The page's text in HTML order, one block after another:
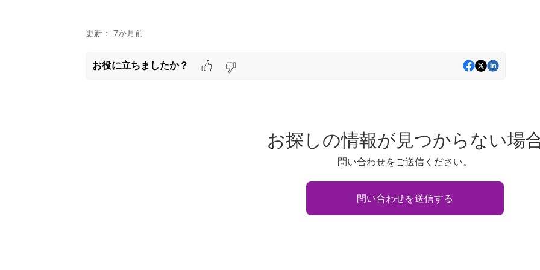
更新： 7か月前
お役に立ちましたか？
お探しの情報が見つからない場
問い合わせをご送信ください。
問い合わせを送信する